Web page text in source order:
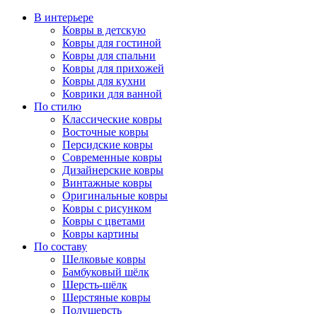
В интерьере
Ковры в детскую
Ковры для гостиной
Ковры для спальни
Ковры для прихожей
Ковры для кухни
Коврики для ванной
По стилю
Классические ковры
Восточные ковры
Персидские ковры
Современные ковры
Дизайнерские ковры
Винтажные ковры
Оригинальные ковры
Ковры с рисунком
Ковры с цветами
Ковры картины
По составу
Шелковые ковры
Бамбуковый шёлк
Шерсть-шёлк
Шерстяные ковры
Полушерсть